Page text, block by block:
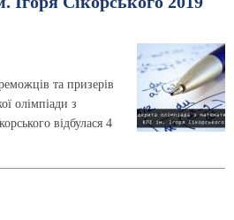
та призерів
олімпіади з
відбулася 4